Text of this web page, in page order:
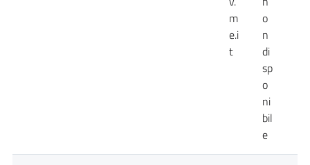
m
e.i
t
o
n
di
sp
o
ni
bil
e